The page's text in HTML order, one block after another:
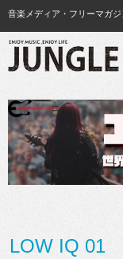
音楽メディア・フリーマガジ
LOW IQ 01